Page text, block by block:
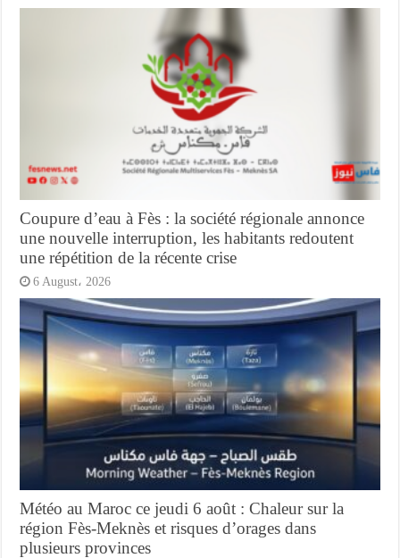
Coupure d’eau à Fès : la société régionale annonce
une nouvelle interruption, les habitants redoutent
une répétition de la récente crise
6 August، 2026
Météo au Maroc ce jeudi 6 août : Chaleur sur la
région Fès-Meknès et risques d’orages dans
plusieurs provinces